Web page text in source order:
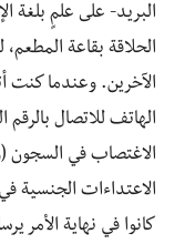
البريد- على علمٍ بلغة
الحلاقة بقاعة
الآخرين. وعندما كنت
الهاتف للاتصال
الاغتصاب في السجون
الاعتداءات الجنسية
كانوا في نهاية الأمر